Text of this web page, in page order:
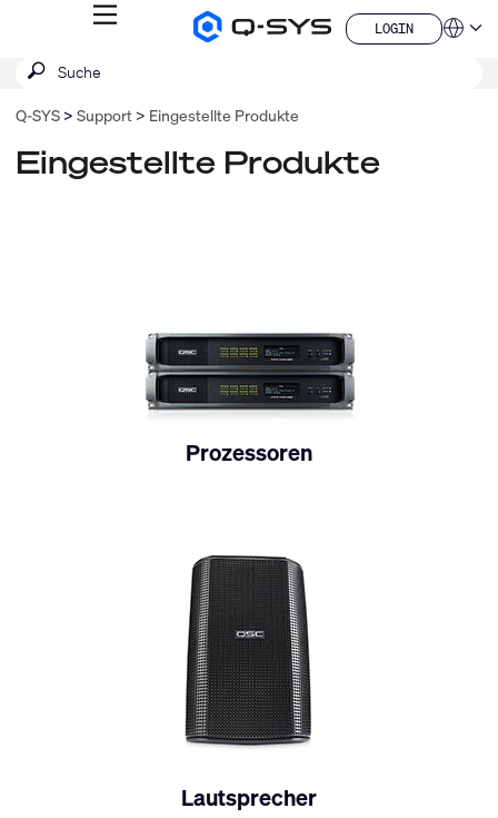
Q-
Homepage
MENÜ
LOGIN
LOGIN
QSYS.com (English)
Deutsch
Español
Français
Suche
SUCHE
Q‑SYS Support Eingestellte Produkte
Eingestellte Produkte
Prozessoren
Lautsprecher